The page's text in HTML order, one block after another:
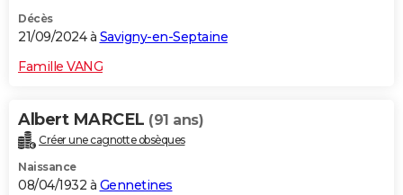
Décès
21/09/2024 à Savigny-en-Septaine
Famille VANG
Albert MARCEL (91 ans)
Créer une cagnotte obsèques
Naissance
08/04/1932 à Gennetines